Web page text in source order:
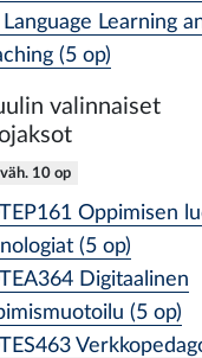
Learning
(5 op)
valinnaiset
10 op
Oppimisen
(5 op)
Digitaalinen
(5 op)